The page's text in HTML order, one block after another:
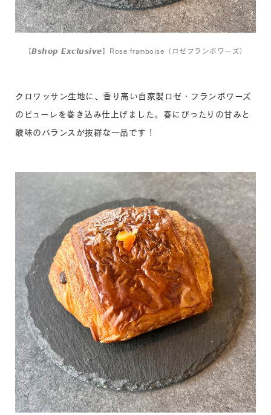
【𝘽𝙨𝙝𝙤𝙥 𝙀𝙭𝙘𝙡𝙪𝙨𝙞𝙫𝙚】Rose framboise（ロゼフランボワーズ）
クロワッサン生地に、香り高い自家製ロゼ・フランボワーズ
のピューレを巻き込み仕上げました。春にぴったりの甘みと
酸味のバランスが抜群な一品です！